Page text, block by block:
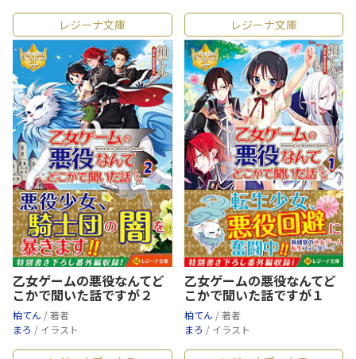
レジーナ文庫
乙女ゲームの悪役なんてど
こかで聞いた話ですが２
柏てん / 著者
まろ / イラスト
レジーナ文庫
乙女ゲームの悪役なんてど
こかで聞いた話ですが１
柏てん / 著者
まろ / イラスト